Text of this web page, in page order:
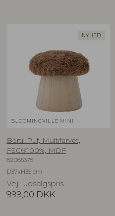
NYHED
BLOOMINGVILLE MINI
Bertil Puf, Multifarvet,
FSC®100%, MDF
82065375
D37xH35 cm
Vejl. udsalgspris
999,00 DKK